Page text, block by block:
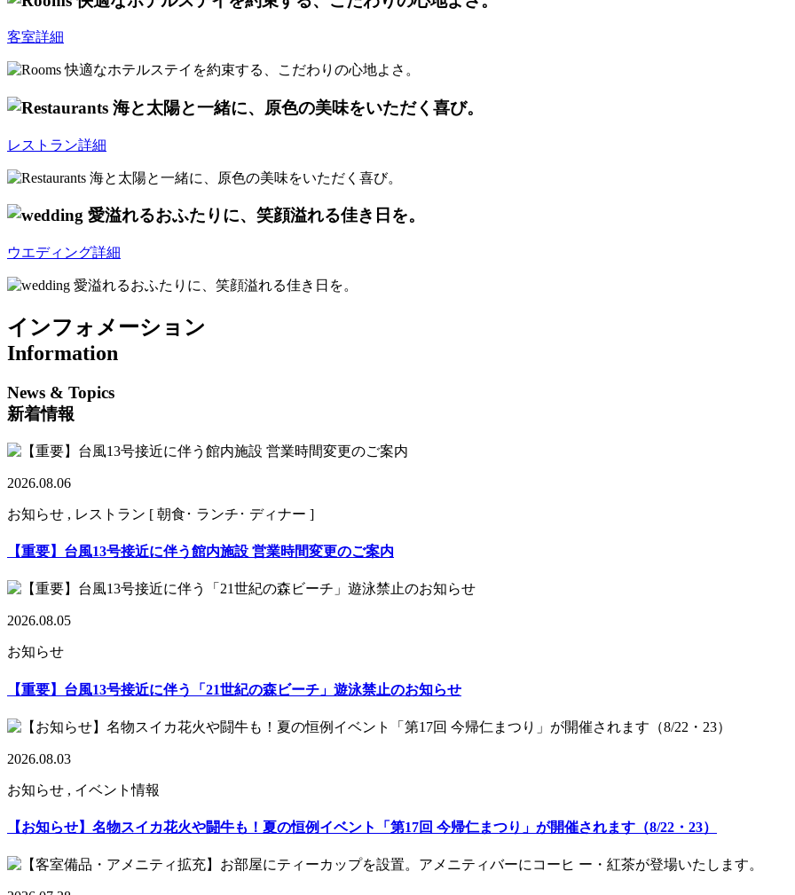
客室詳細
レストラン詳細
ウエディング詳細
インフォメーション
Information
News & Topics
新着情報
2026.08.06
お知らせ , レストラン [ 朝食･ ランチ･ ディナー ]
【重要】台風13号接近に伴う館内施設 営業時間変更のご案内
2026.08.05
お知らせ
【重要】台風13号接近に伴う「21世紀の森ビーチ」遊泳禁止のお知らせ
2026.08.03
お知らせ , イベント情報
【お知らせ】名物スイカ花火や闘牛も！夏の恒例イベント「第17回 今帰仁まつり」が開催されます（8/22・23）